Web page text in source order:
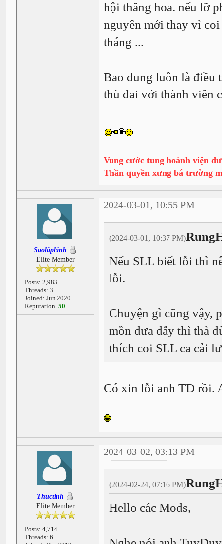
hội thăng hoa. nếu lỡ
nguyên mới thay vì coi
tháng ...
Bao dung luôn là điều
thù dai với thành viên
Vung cước tung hoành viện
Thần quyền xưng bá trường
Saolấplánh
Elite Member
Posts: 2,983
Threads: 3
Joined: Jun 2020
Reputation: 50
2024-03-01, 10:55 PM
(2024-03-01, 10:37 PM)
Nếu SLL biết lỗi thì
lỗi.
Chuyện gì cũng vậy,
mồn đưa đẫy thì thà
thích coi SLL ca cải
Có xin lỗi anh TD rồi.
Thuctinh
Elite Member
Posts: 4,714
Threads: 6
2024-03-02, 03:13 PM
(2024-02-24, 07:16 PM)
Hello các Mods,